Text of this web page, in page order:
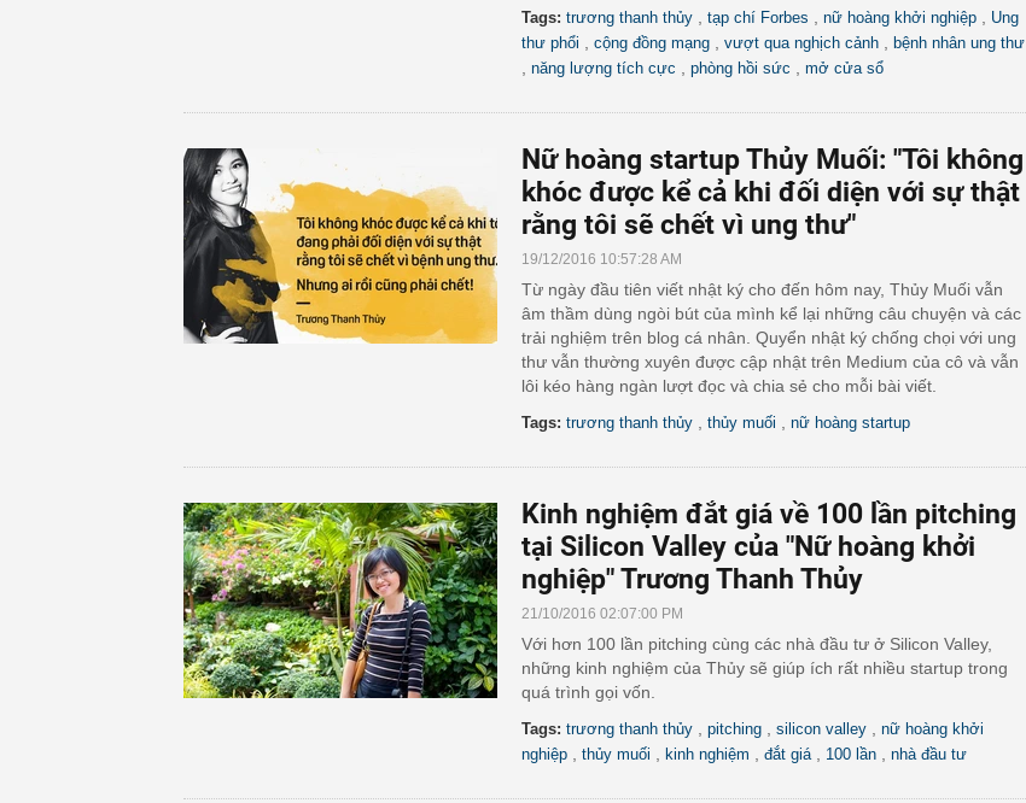
Tags: trương thanh thủy tạp chí Forbes nữ hoàng khởi nghiệp
Ung
thư phổi
cộng đồng mạng vượt qua nghịch cảnh bệnh nhân ung thư
năng lượng tích cực phòng hồi sức mở cửa sổ
Nữ hoàng startup Thủy Muối: "Tôi không
khóc được kể cả khi đối diện với sự thật
rằng tôi sẽ chết vì ung thư"
19/12/2016 10:57:28 AM
Từ ngày đầu tiên viết nhật ký cho đến hôm nay, Thủy Muối vẫn
âm thầm dùng ngòi bút của mình kể lại những câu chuyện và các
trải nghiệm trên blog cá nhân. Quyển nhật ký chống chọi với ung
thư vẫn thường xuyên được cập nhật trên Medium của cô và vẫn
lôi kéo hàng ngàn lượt đọc và chia sẻ cho mỗi bài viết.
Tags: trương thanh thủy thủy muối nữ hoàng startup
Kinh nghiệm đắt giá về 100 lần pitching
tại Silicon Valley của "Nữ hoàng khởi
nghiệp" Trương Thanh Thủy
21/10/2016 02:07:00 PM
Với hơn 100 lần pitching cùng các nhà đầu tư ở Silicon Valley,
những kinh nghiệm của Thủy sẽ giúp ích rất nhiều startup trong
quá trình gọi vốn.
Tags: trương thanh thủy pitching silicon valley
nữ hoàng khởi
nghiệp
thủy muối kinh nghiệm đắt giá 100 lần nhà đầu tư